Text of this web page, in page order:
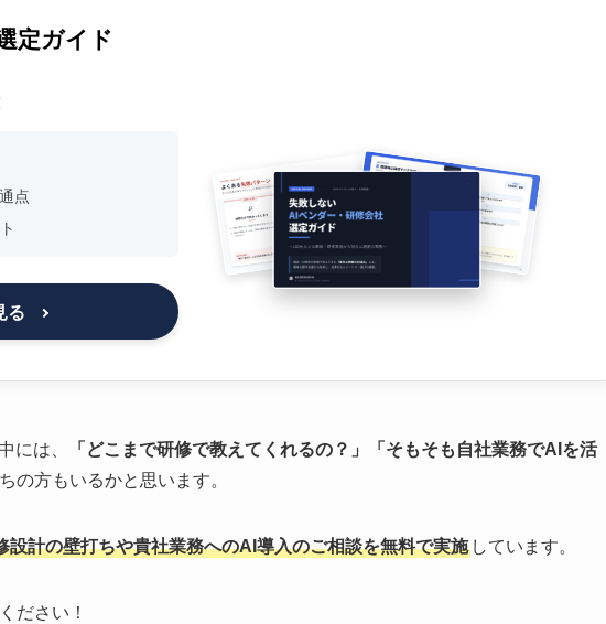
定ガイド
点
る
には、
「どこまで研修で教えてくれるの？」「そもそも自社業務でAIを活
の方もいるかと思います。
設計の壁打ちや貴社業務へのAI導入のご相談を無料で実施 しています。
ださい！